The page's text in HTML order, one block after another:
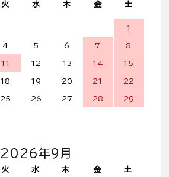
火 水 木 金 土
1
4 5 6 7 8
11 12 13 14 15
18 19 20 21 22
25 26 27 28 29
2026年9月
火 水 木 金 土